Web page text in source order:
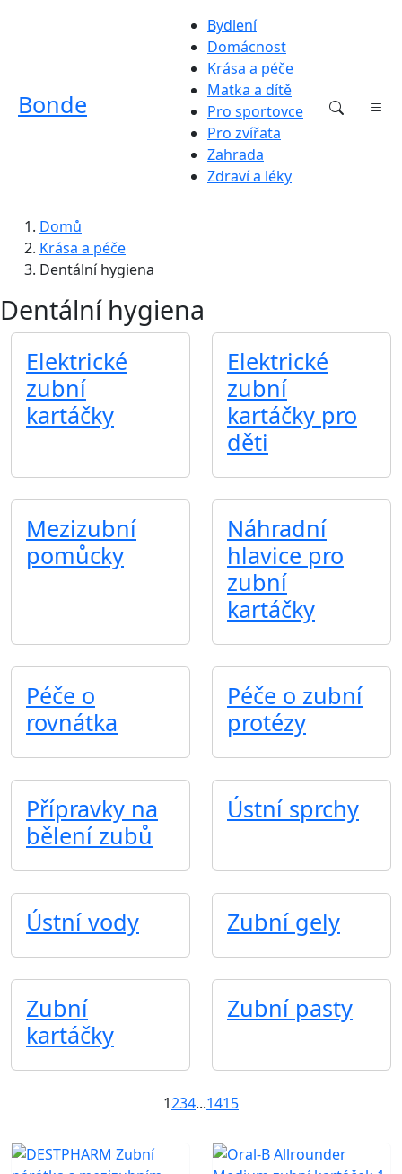
Bonde
Bydlení
Domácnost
Krása a péče
Matka a dítě
Pro sportovce
Pro zvířata
Zahrada
Zdraví a léky
Domů
Krása a péče
Dentální hygiena
Dentální hygiena
Elektrické
zubní
kartáčky
Elektrické
zubní
kartáčky pro
děti
Mezizubní
pomůcky
Náhradní
hlavice pro
zubní
kartáčky
Péče o
rovnátka
Péče o zubní
protézy
Přípravky na
bělení zubů
Ústní sprchy
Ústní vody Zubní gely
Zubní
kartáčky
Zubní pasty
1234...1415